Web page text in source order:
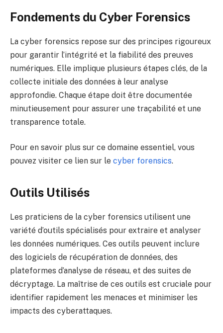
Fondements du Cyber Forensics
La cyber forensics repose sur des principes rigoureux
pour garantir l’intégrité et la fiabilité des preuves
numériques. Elle implique plusieurs étapes clés, de la
collecte initiale des données à leur analyse
approfondie. Chaque étape doit être documentée
minutieusement pour assurer une traçabilité et une
transparence totale.
Pour en savoir plus sur ce domaine essentiel, vous
pouvez visiter ce lien sur le cyber forensics.
Outils Utilisés
Les praticiens de la cyber forensics utilisent une
variété d’outils spécialisés pour extraire et analyser
les données numériques. Ces outils peuvent inclure
des logiciels de récupération de données, des
plateformes d’analyse de réseau, et des suites de
décryptage. La maîtrise de ces outils est cruciale pour
identifier rapidement les menaces et minimiser les
impacts des cyberattaques.